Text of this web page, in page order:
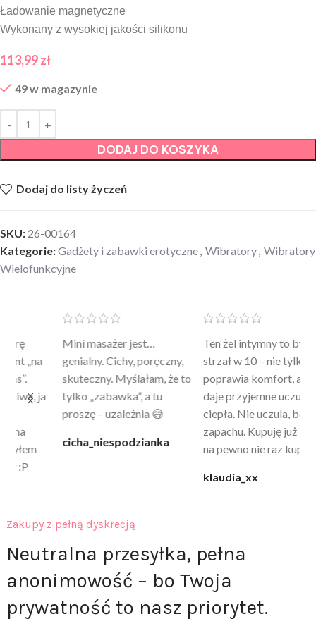
Ładowanie magnetyczne
Wykonany z wysokiej jakości silikonu
113,99zł
49 w magazynie
DODAJ DO KOSZYKA
Dodaj do listy życzeń
SKU: 26-00164
Kategorie:Gadżety i zabawki erotyczne Wibratory Wibratory
Wielofunkcyjne
Mini masażer jest…
genialny. Cichy, poręczny,
skuteczny. Myślałam, że to
tylko „zabawka”, a tu
proszę – uzależnia 😅
cicha_niespodzianka
Ten żel intymny to był
strzał w 10 – nie tylko
poprawia komfort, ale też
daje przyjemne uczucie
ciepła. Nie uczula, bez
zapachu. Kupuję już 3 raz i
na pewno nie raz kupie
klaudia_xx
Zakupy z pełną dyskrecją
Neutralna przesyłka, pełna
anonimowość – bo Twoja
prywatność to nasz priorytet.